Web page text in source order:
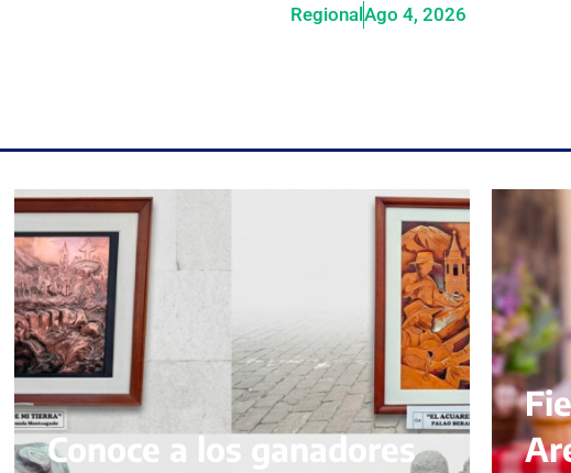
Regional Ago 4, 2026
Conoce a los ganadores